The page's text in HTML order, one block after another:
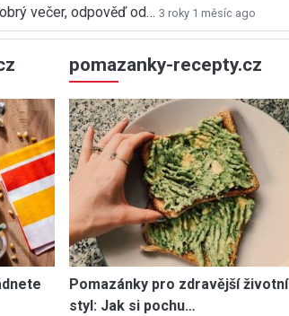
večer, odpověď od… 3 roky 1 měsíc ago
pomazanky-recepty.cz
Pomazánky pro zdravější životní
styl: Jak si pochu…